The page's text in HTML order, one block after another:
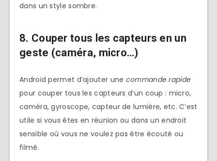
dans un style sombre.
8. Couper tous les capteurs en un
geste (caméra, micro…)
Android permet d’ajouter une commande rapide
pour couper tous les capteurs d’un coup : micro,
caméra, gyroscope, capteur de lumière, etc. C’est
utile si vous êtes en réunion ou dans un endroit
sensible où vous ne voulez pas être écouté ou
filmé.